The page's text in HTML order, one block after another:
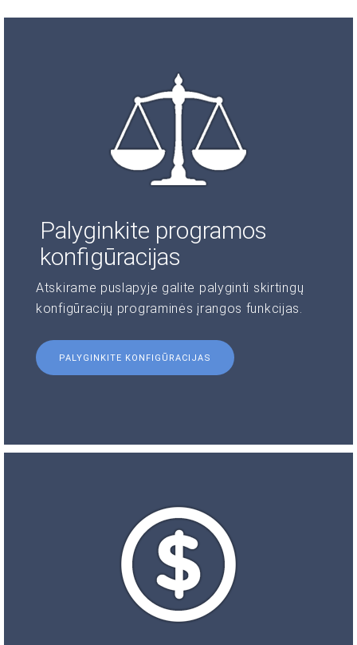
Palyginkite programos
konfigūracijas
Atskirame puslapyje galite palyginti skirtingų
konfigūracijų programinės įrangos funkcijas.
PALYGINKITE KONFIGŪRACIJAS